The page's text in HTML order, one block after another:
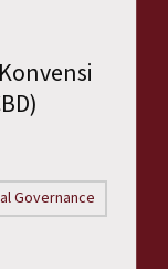
Governance